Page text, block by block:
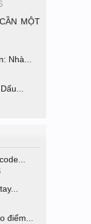
MỘT
Nhà...
điểm...